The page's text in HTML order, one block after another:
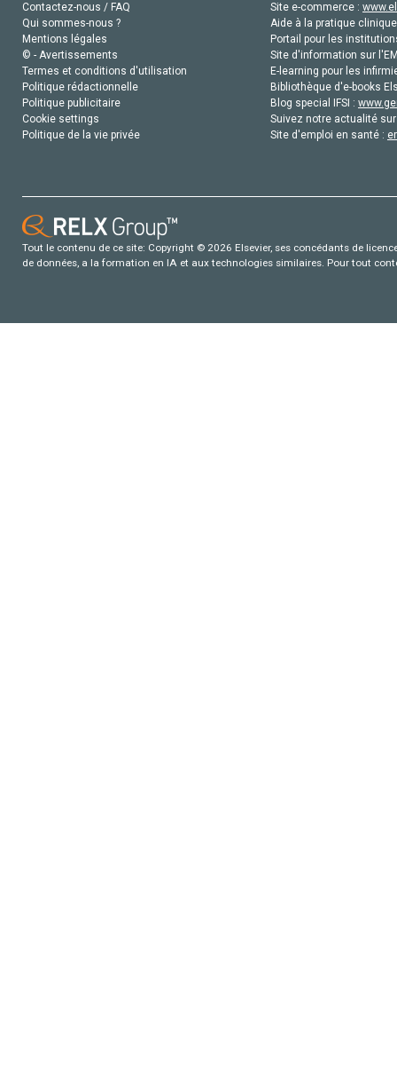
Contactez-nous / FAQ
Qui sommes-nous ?
Mentions légales
© - Avertissements
Termes et conditions d'utilisation
Politique rédactionnelle
Politique publicitaire
Cookie settings
Politique de la vie privée
Site e-commerce :
Aide à la pratique
Portail pour les
Site d'information sur
E-learning pour les
Bibliothèque d'e-books
Blog special IFSI :
Suivez notre actualité
Site d'emploi en santé :
Tout le contenu de ce site: Copyright © 2026 Elsevier, ses concédants de
de données, a la formation en IA et aux technologies similaires. Pour tout